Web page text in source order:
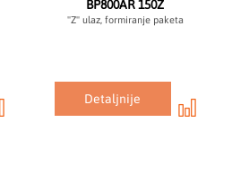
BP800AR 150Z
"Z" ulaz, formiranje paketa
Detaljnije